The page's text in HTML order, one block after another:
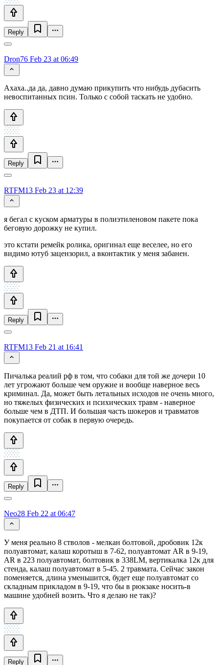
Reply
Dron76 Feb 23 at 06:49
Ахаха..да да, давно думаю прикупить что нибудь дубасить
невоспитанных псин. Только с собой таскать не удобно.
Reply
RTFM13 Feb 23 at 12:39
я бегал с куском арматуры в полиэтиленовом пакете пока
беговую дорожку не купил.
это кстати ремейк ролика, оригинал еще веселее, но его
видимо ютуб зацензорил, а вконтактик у меня забанен.
Reply
RTFM13 Feb 21 at 16:41
Пичалька реалий рф в том, что собаки для той же дочери 10
лет угрожают больше чем оружие и вообще наверное весь
криминал. Да, может быть летальных исходов не очень много,
но тяжелых физических и психических травм - наверное
больше чем в ДТП. И большая часть шокеров и травматов
покупается от собак в первую очередь.
Reply
Neo28 Feb 22 at 06:47
У меня реально 8 стволов - мелкан болтовой, дробовик 12к
полуавтомат, калаш коротыш в 7-62, полуавтомат AR в 9-19,
АR в 223 полуавтомат, болтовик в 338LM, вертикалка 12к для
стенда, калаш полуавтомат в 5-45. 2 травмата. Сейчас закон
поменяется, длина уменьшится, будет еще полуавтомат со
складным прикладом в 9-19, что бы в рюкзаке носить-в
машине удобней возить. Что я делаю не так)?
Reply